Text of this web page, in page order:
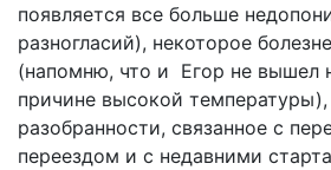
появляется все больше
разногласий), некоторое
(напомню, что и Егор не вышел
причине высокой
разобранности, связанное с
переездом и с недавними